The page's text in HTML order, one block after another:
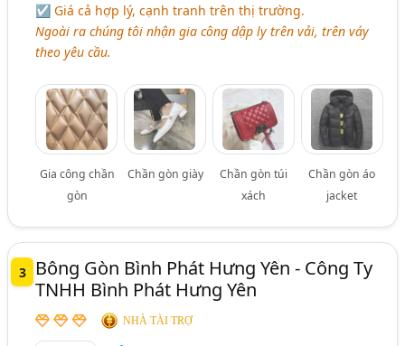
☑ Giá cả hợp lý, cạnh tranh trên thị trường.
Ngoài ra chúng tôi nhận gia công dập ly trên vải, trên váy
theo yêu cầu.
Gia công chần
gòn
Chần gòn giày
Chần gòn túi
xách
Chần gòn áo
jacket
3
Bông Gòn Bình Phát Hưng Yên - Công Ty
TNHH Bình Phát Hưng Yên
NHÀ TÀI TRỢ